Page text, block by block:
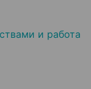
и работа